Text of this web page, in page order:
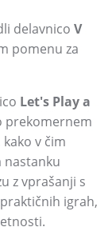
delavnico V
pomenu za
Let's Play a
prekomernem
kako v čim
z vprašanji s
igrah,